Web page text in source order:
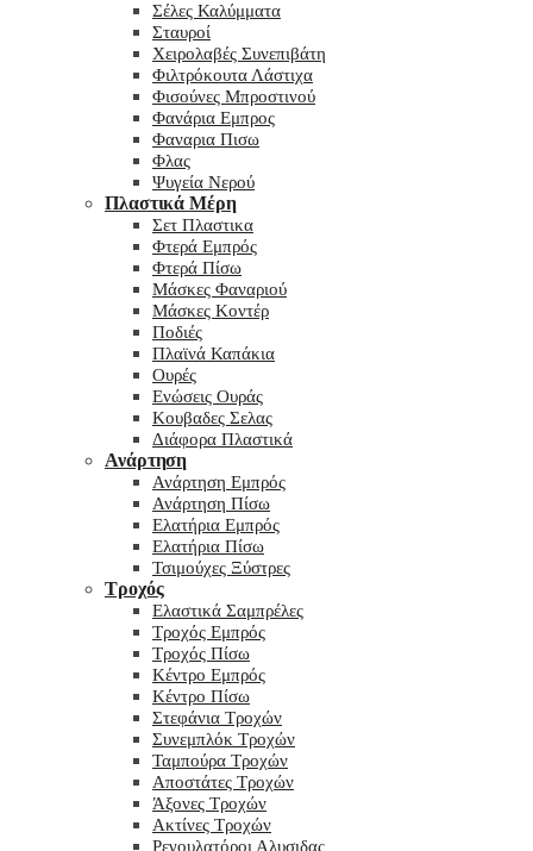
Σέλες Καλύμματα
Σταυροί
Χειρολαβές Συνεπιβάτη
Φιλτρόκουτα Λάστιχα
Φισούνες Μπροστινού
Φανάρια Εμπρος
Φαναρια Πισω
Φλας
Ψυγεία Νερού
Πλαστικά Μέρη
Σετ Πλαστικα
Φτερά Εμπρός
Φτερά Πίσω
Μάσκες Φαναριού
Μάσκες Κοντέρ
Ποδιές
Πλαϊνά Καπάκια
Ουρές
Ενώσεις Ουράς
Κουβαδες Σελας
Διάφορα Πλαστικά
Ανάρτηση
Ανάρτηση Εμπρός
Ανάρτηση Πίσω
Ελατήρια Εμπρός
Ελατήρια Πίσω
Τσιμούχες Ξύστρες
Τροχός
Ελαστικά Σαμπρέλες
Τροχός Εμπρός
Τροχός Πίσω
Κέντρο Εμπρός
Κέντρο Πίσω
Στεφάνια Τροχών
Συνεμπλόκ Τροχών
Ταμπούρα Τροχών
Αποστάτες Τροχών
Άξονες Τροχών
Ακτίνες Τροχών
Ρεγουλατόροι Αλυσιδας